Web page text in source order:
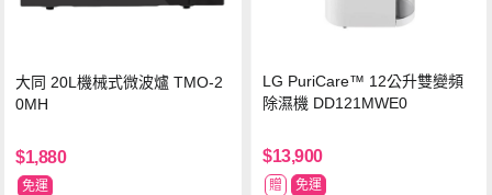
大同 20L機械式微波爐 TMO-2
0MH
$1,880
免運
LG PuriCare™ 12公升雙變頻
除濕機 DD121MWE0
$13,900
贈 免運